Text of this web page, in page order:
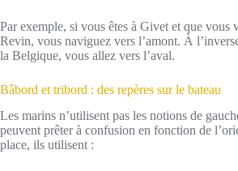
Par exemple, si vous êtes à Givet et que vous
Revin, vous naviguez vers l’amont. À
la Belgique, vous allez vers l’aval.
Bâbord et tribord : des repères sur le bateau
Les marins n’utilisent pas les notions de
peuvent prêter à confusion en fonction de
place, ils utilisent :